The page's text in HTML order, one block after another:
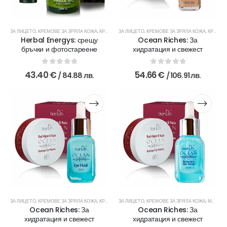
ЗА ЛИЦЕТО,КРЕМОВЕ ЗА ЗРЯЛА КОЖА,КРЕМОВЕ ЗА МЛАДА КОЖА ,ПОЧИСТВАНЕ И
Herbal Energys: срещу
бръчки и фотостареене
0out of 5
43.40€ / 84.88 лв.
ЗА ЛИЦЕТО,КРЕМОВЕ ЗА ЗРЯЛА КОЖА,КРЕМОВЕ ЗА МЛАДА КОЖА
Ocean Riches: За
хидратация и свежест
0out of 5
54.66€ / 106.91 лв.
ЗА ЛИЦЕТО,КРЕМОВЕ ЗА ЗРЯЛА КОЖА,КРЕМОВЕ ЗА МЛАДА КОЖА ,ОКОЛООЧНИ КРЕМОВЕ
Ocean Riches: За
хидратация и свежест
ЗА ЛИЦЕТО,КРЕМОВЕ ЗА ЗРЯЛА КОЖА,МАСКИ ЗА ЛИЦЕ
Ocean Riches: За
хидратация и свежест